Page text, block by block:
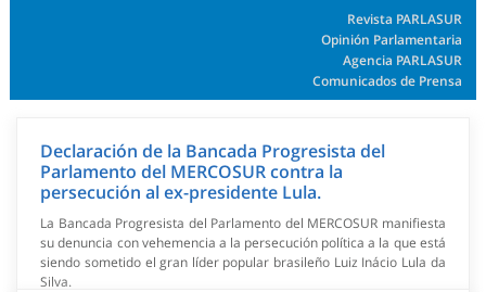
Revista PARLASUR
Opinión Parlamentaria
Agencia PARLASUR
Comunicados de Prensa
Declaración de la Bancada Progresista del
Parlamento del MERCOSUR contra la
persecución al ex-presidente Lula.
La Bancada Progresista del Parlamento del MERCOSUR manifiesta
su denuncia con vehemencia a la persecución política a la que está
siendo sometido el gran líder popular brasileño Luiz Inácio Lula da
Silva.